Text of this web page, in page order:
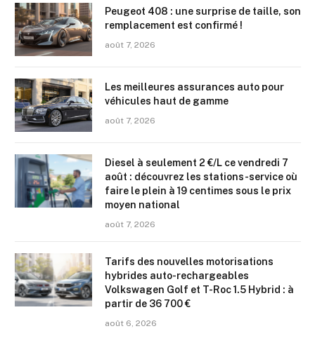
Peugeot 408 : une surprise de taille, son
remplacement est confirmé !
août 7, 2026
Les meilleures assurances auto pour
véhicules haut de gamme
août 7, 2026
Diesel à seulement 2 €/L ce vendredi 7
août : découvrez les stations-service où
faire le plein à 19 centimes sous le prix
moyen national
août 7, 2026
Tarifs des nouvelles motorisations
hybrides auto-rechargeables
Volkswagen Golf et T-Roc 1.5 Hybrid : à
partir de 36 700 €
août 6, 2026